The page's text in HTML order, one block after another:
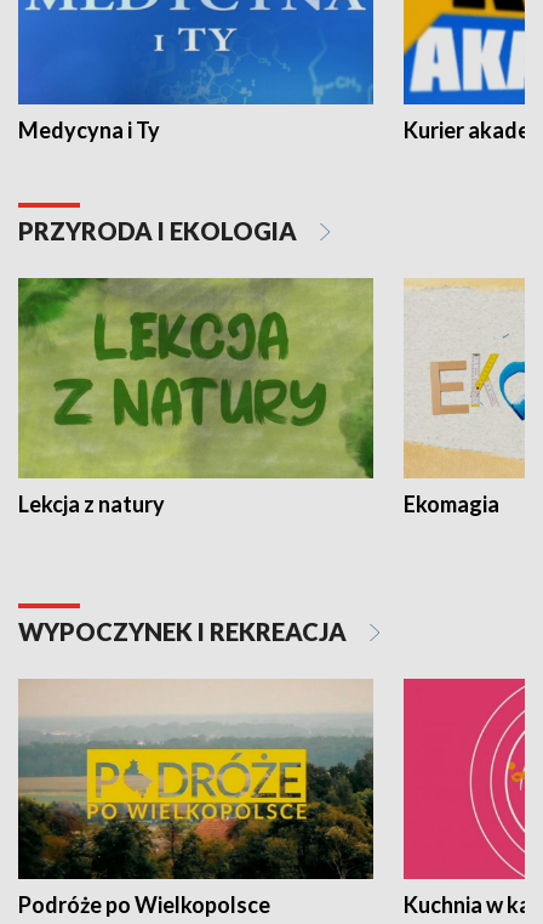
Medycyna i Ty Kurier
PRZYRODA I EKOLOGIA
Lekcja z natury Ekomagia
WYPOCZYNEK I REKREACJA
Podróże po Wielkopolsce Kuchnia w